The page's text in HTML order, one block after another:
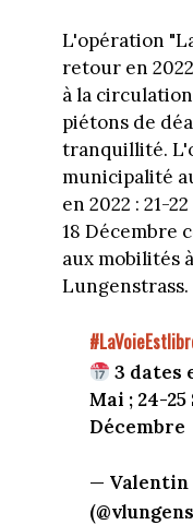
L'opération
retour en
à la
piétons de
tranquillité.
municipalité
en 2022 : 21-
18 Décembre
aux mobilités
Lungenstrass.
3 dates
Mai ; 24-25
Décembre
— Valentin